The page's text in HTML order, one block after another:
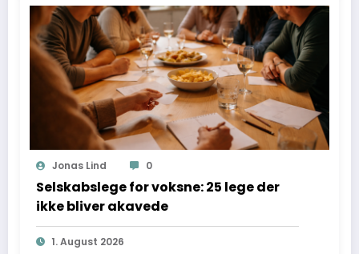
Jonas Lind 0
Selskabslege for voksne: 25 lege der
ikke bliver akavede
1. August 2026